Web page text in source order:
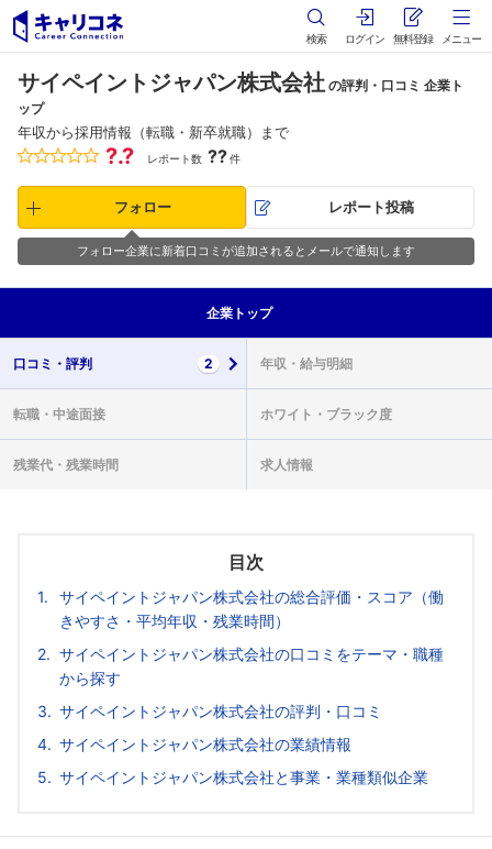
検索 ログイン 無料登録 メニュー
サイペイントジャパン株式会社 の評判・口コミ 企業ト
ップ
年収から採用情報（転職・新卒就職）まで
?.? レポート数 ??件
フォロー レポート投稿
フォロー企業に新着口コミが追加されるとメールで通知します
企業 トップ
口コミ・ 評判 2 年収・ 給与明細
転職・ 中途面接 ホワイト・ ブラック度
残業代・ 残業時間 求人情報
目次
サイペイントジャパン株式会社の総合評価・スコア（働
きやすさ・平均年収・残業時間）
サイペイントジャパン株式会社の口コミをテーマ・職種
から探す
サイペイントジャパン株式会社の評判・口コミ
サイペイントジャパン株式会社の業績情報
サイペイントジャパン株式会社と事業・業種類似企業